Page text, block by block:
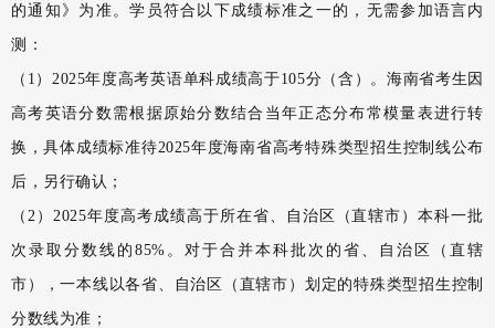
的通知》为准。学员符合以下成绩标准之一的，无需参加语言内
测：
（1）2025年度高考英语单科成绩高于105分（含）。海南省考生因
高考英语分数需根据原始分数结合当年正态分布常模量表进行转
换，具体成绩标准待2025年度海南省高考特殊类型招生控制线公布
后，另行确认；
（2）2025年度高考成绩高于所在省、自治区（直辖市）本科一批
次录取分数线的85%。对于合并本科批次的省、自治区（直辖
市），一本线以各省、自治区（直辖市）划定的特殊类型招生控制
分数线为准；